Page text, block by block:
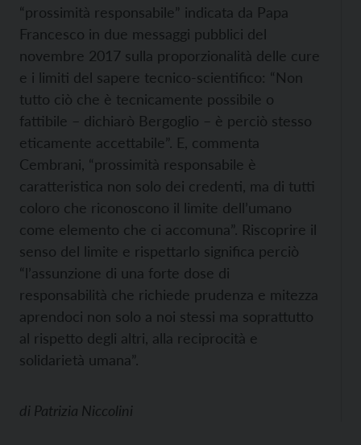
“prossimità responsabile” indicata da Papa
Francesco in due messaggi pubblici del
novembre 2017 sulla proporzionalità delle cure
e i limiti del sapere tecnico-scientifico: “Non
tutto ciò che è tecnicamente possibile o
fattibile – dichiarò Bergoglio – è perciò stesso
eticamente accettabile”. E, commenta
Cembrani, “prossimità responsabile è
caratteristica non solo dei credenti, ma di tutti
coloro che riconoscono il limite dell’umano
come elemento che ci accomuna”. Riscoprire il
senso del limite e rispettarlo significa perciò
“l’assunzione di una forte dose di
responsabilità che richiede prudenza e mitezza
aprendoci non solo a noi stessi ma soprattutto
al rispetto degli altri, alla reciprocità e
solidarietà umana”.
di Patrizia Niccolini